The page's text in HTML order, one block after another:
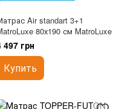
Air standart 3+1
80х190 см MatroLuxe
497 грн
Купить